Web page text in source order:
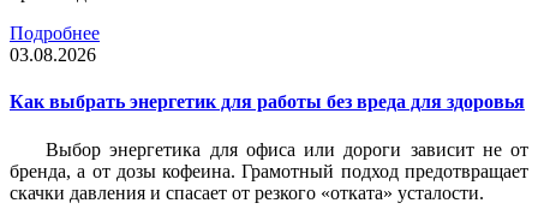
Подробнее
03.08.2026
Как выбрать энергетик для работы без вреда для здоровья
Выбор энергетика для офиса или дороги зависит не от
бренда, а от дозы кофеина. Грамотный подход предотвращает
скачки давления и спасает от резкого «отката» усталости.